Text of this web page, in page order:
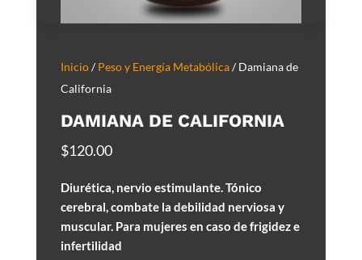
Inicio/ Peso y Energía Metabólica/ Damiana de
California
DAMIANA DE CALIFORNIA
$120.00
Diurética, nervio estimulante. Tónico
cerebral, combate la debilidad nerviosa y
muscular. Para mujeres en caso de frigidez e
infertilidad